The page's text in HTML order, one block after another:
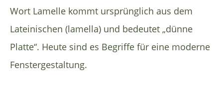
Wort Lamelle kommt ursprünglich aus dem
Lateinischen (lamella) und bedeutet „dünne
Platte“. Heute sind es Begriffe für eine moderne
Fenstergestaltung.